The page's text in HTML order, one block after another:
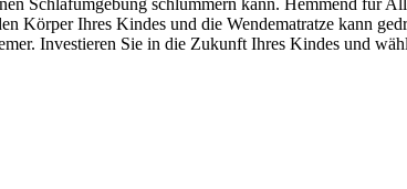
Körper Ihres Kindes und die Wendematratze kann
Investieren Sie in die Zukunft Ihres Kindes und